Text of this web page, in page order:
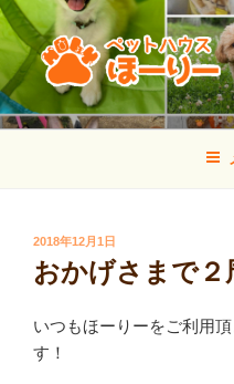
コ
ン
ン
ツ
ペットハウス
山口県宇部市のトリミング・
投
稿
日:
2018年12月1日
おかげさまで２
いつもほーりーをご利用
す！